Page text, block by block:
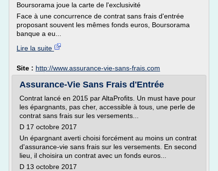
Boursorama joue la carte de l'exclusivité
Face à une concurrence de contrat sans frais d'entrée
proposant souvent les mêmes fonds euros, Boursorama
banque a eu...
Lire la suite
Site : http://www.assurance-vie-sans-frais.com
Assurance-Vie Sans Frais d'Entrée
Contrat lancé en 2015 par AltaProfits. Un must have pour
les épargnants, pas cher, accessible à tous, une perle de
contrat sans frais sur les versements...
D 17 octobre 2017
Un épargnant averti choisi forcément au moins un contrat
d'assurance-vie sans frais sur les versements. En second
lieu, il choisira un contrat avec un fonds euros...
D 13 octobre 2017